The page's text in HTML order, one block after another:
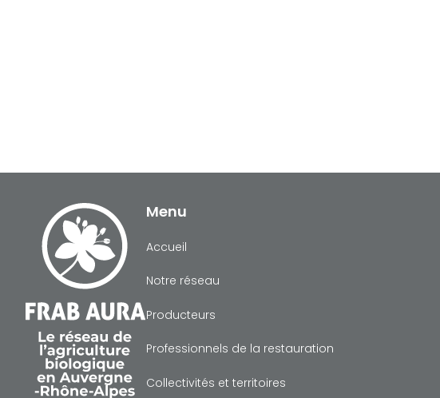
Menu
Accueil
Notre réseau
Producteurs
Professionnels de la restauration
Collectivités et territoires